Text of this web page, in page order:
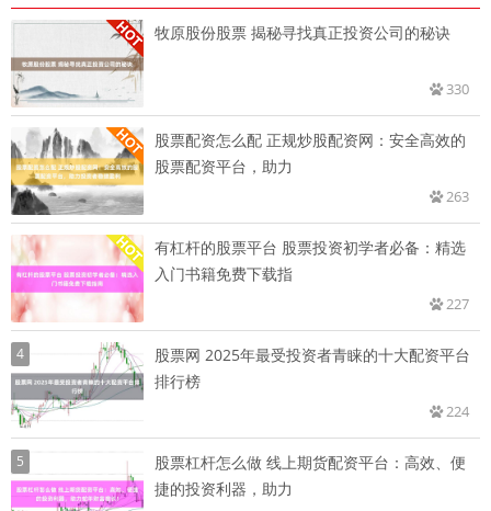
牧原股份股票 揭秘寻找真正投资公司的秘诀
330
股票配资怎么配 正规炒股配资网：安全高效的
股票配资平台，助力
263
有杠杆的股票平台 股票投资初学者必备：精选
入门书籍免费下载指
227
4
股票网 2025年最受投资者青睐的十大配资平台
排行榜
224
5
股票杠杆怎么做 线上期货配资平台：高效、便
捷的投资利器，助力